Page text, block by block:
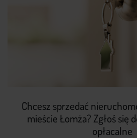
Chcesz sprzedać
mieście Łomża? Zgłoś się
opłacalne